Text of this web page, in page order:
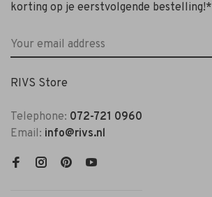
korting op je eerstvolgende bestelling!*
RIVS Store
Telephone: 072-721 0960
Email: info@rivs.nl